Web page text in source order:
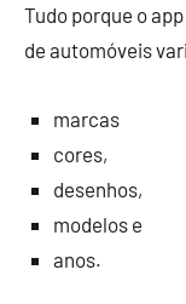
Tudo porque o
de automóveis
marcas
cores,
desenhos,
modelos e
anos.